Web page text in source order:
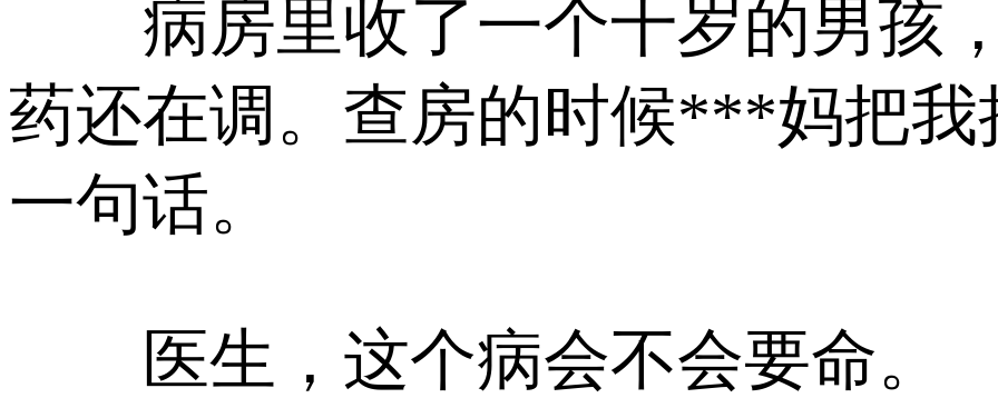
病房里收了一个十岁的男孩
药还在调。查房的时候***妈把我
一句话。
医生，这个病会不会要命。